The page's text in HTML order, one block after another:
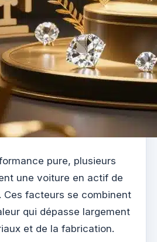
pure, plusieurs
une voiture en actif de
Ces facteurs se combinent
qui dépasse largement
et de la fabrication.